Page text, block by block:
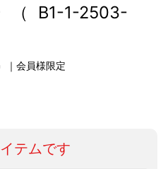
（ B1-1-2503-
｜会員様限定
テムです